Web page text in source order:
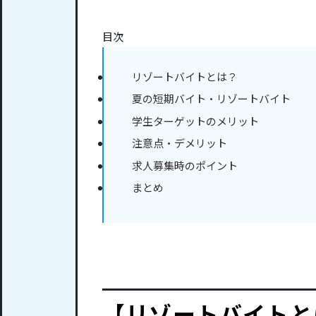
目次
リゾートバイトとは？
夏の短期バイト・リゾートバイト
学生ターゲットのメリット
注意点・デメリット
求人募集時のポイント
まとめ